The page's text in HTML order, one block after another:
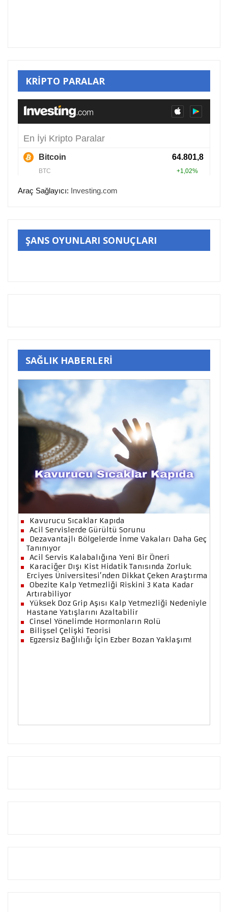
KRİPTO PARALAR
Araç Sağlayıcı: Investing.com
ŞANS OYUNLARI SONUÇLARI
SAĞLIK HABERLERİ